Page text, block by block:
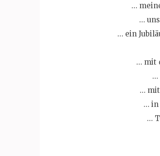
…
…
… ein
… mit
…
… mit
… in
…